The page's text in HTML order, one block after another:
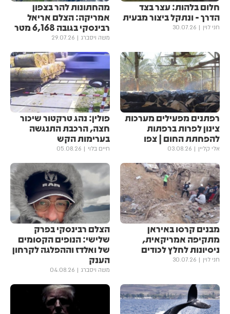
חלום בלהות: עצר בצד
הדרך - ונתקל ביצור מבעית
חני לוין 30.07.26
מהחתונות להר בצפון
אמריקה: הצלם אריאל
רבינסקי בגובה 6,168 מטר
משה ויסברג 29.07.26
רפתנים מפעילים מערכות
צינון לפרות ברפתות
להפחתת החום | צפו
אלי קליין 03.08.26
פולין: נהג טרקטור שיכור
חצה, הרכבת התנגשה
בערימות הקש
חיים בלוי 05.08.26
מבנים קרסו באיראן
מתקיפה אמריקאית,
ניסיונות לחלץ לכודים
חני לוין 30.07.26
הצלם רבינסקי בפרק
שלישי: הנופים הקסומים
של ואלדז וההפלגה לקרחון
הענק
משה ויסברג 04.08.26